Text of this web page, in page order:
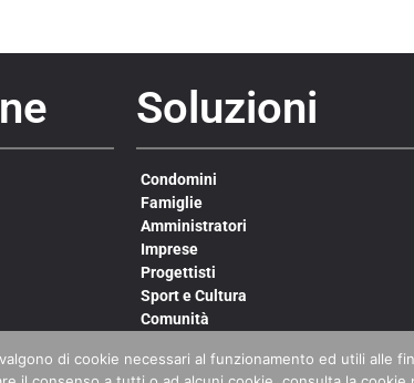
Soluzioni
Condomini
Famiglie
Amministratori
Imprese
Progettisti
Sport e Cultura
Comunità
di cookie necessari al funzionamento ed utili alle